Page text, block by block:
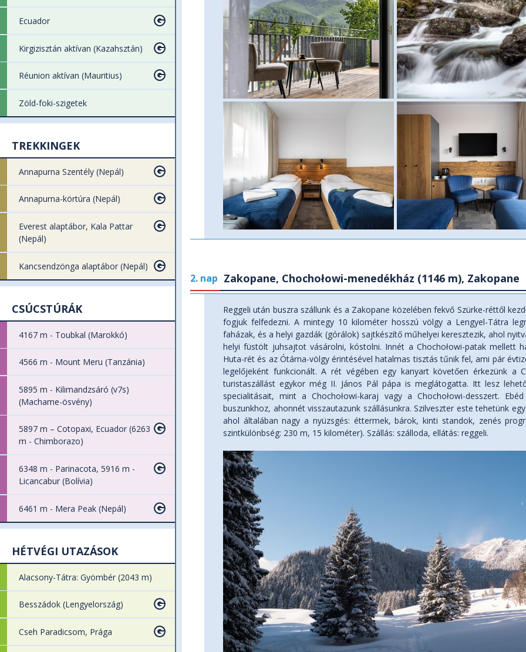
Ecuador
Kirgizisztán aktívan (Kazahsztán)
Réunion aktívan (Mauritius)
Zöld-foki-szigetek
TREKKINGEK
Annapurna Szentély (Nepál)
Annapurna-körtúra (Nepál)
Everest alaptábor, Kala Pattar
(Nepál)
Kancsendzönga alaptábor (Nepál)
CSÚCSTÚRÁK
4167 m - Toubkal (Marokkó)
4566 m - Mount Meru (Tanzánia)
5895 m - Kilimandzsáró (v7s)
(Machame-ösvény)
5897 m – Cotopaxi, Ecuador (6263
m - Chimborazo)
6348 m - Parinacota, 5916 m -
Licancabur (Bolívia)
6461 m - Mera Peak (Nepál)
HÉTVÉGI UTAZÁSOK
Alacsony-Tátra: Gyömbér (2043 m)
Besszádok (Lengyelország)
Cseh Paradicsom, Prága
2. nap Zakopane, Chochołowi-menedékház (1146 m), Zakopane
Reggeli után buszra szállunk és a Zakopane közelében fekvő Szürke-réttől
fogjuk felfedezni. A mintegy 10 kilométer hosszú völgy a Lengyel-Tátra
faházak, és a helyi gazdák (górálok) sajtkészítő műhelyei keresztezik, ahol
helyi füstölt juhsajtot vásárolni, kóstolni. Innét a Chochołowi-patak mellett
Huta-rét és az Ótárna-völgy érintésével hatalmas tisztás tűnik fel, ami pár
legelőjeként funkcionált. A rét végében egy kanyart követően érkezünk a
turistaszállást egykor még II. János Pál pápa is meglátogatta. Itt lesz
specialitásait, mint a Chochołowi-karaj vagy a Chochołowi-desszert.
buszunkhoz, ahonnét visszautazunk szállásunkra. Szilveszter este tehetünk
ahol általában nagy a nyüzsgés: éttermek, bárok, kinti standok, zenés
szintkülönbség: 230 m, 15 kilométer). Szállás: szálloda, ellátás: reggeli.